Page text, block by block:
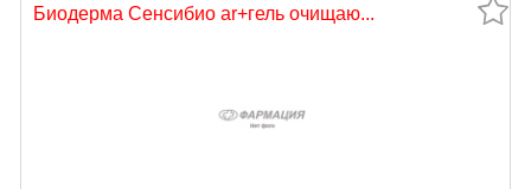
Биодерма Сенсибио ar+гель очищаю...